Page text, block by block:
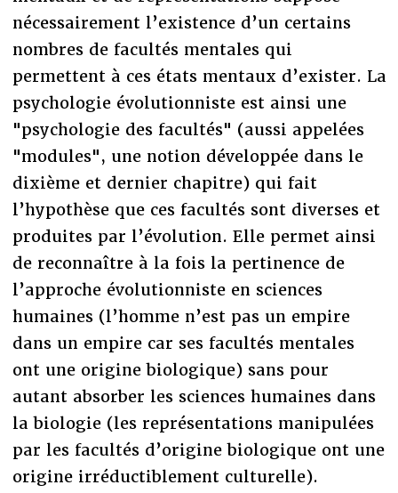
nécessairement l’existence d’un certains
nombres de facultés mentales qui
permettent à ces états mentaux d’exister. La
psychologie évolutionniste est ainsi une
"psychologie des facultés" (aussi appelées
"modules", une notion développée dans le
dixième et dernier chapitre) qui fait
l’hypothèse que ces facultés sont diverses et
produites par l’évolution. Elle permet ainsi
de reconnaître à la fois la pertinence de
l’approche évolutionniste en sciences
humaines (l’homme n’est pas un empire
dans un empire car ses facultés mentales
ont une origine biologique) sans pour
autant absorber les sciences humaines dans
la biologie (les représentations manipulées
par les facultés d’origine biologique ont une
origine irréductiblement culturelle).